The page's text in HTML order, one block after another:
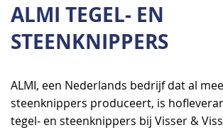
ALMI TEGEL- EN
STEENKNIPPERS
ALMI, een Nederlands bedrijf dat al
steenknippers produceert, is
tegel- en steenknippers bij Visser &